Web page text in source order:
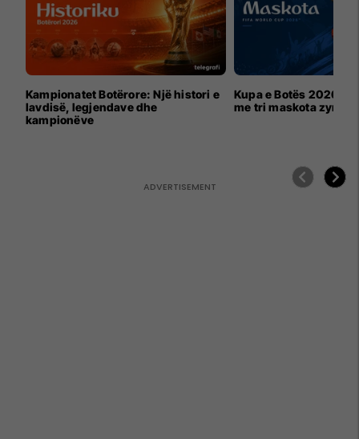
Kampionatet Botërore: Një histori e
lavdisë, legjendave dhe
kampionëve
Kupa e Botës 2026
me tri maskota zyrtare